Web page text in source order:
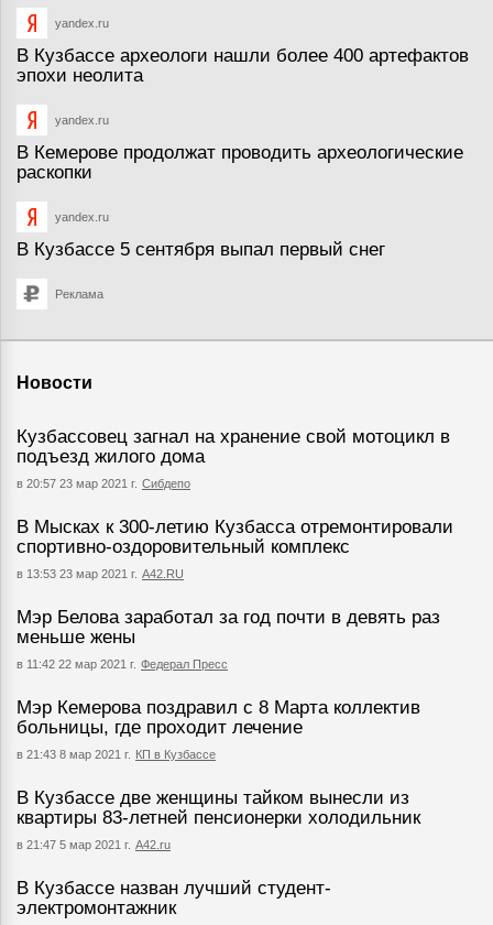
yandex.ru
В Кузбассе археологи нашли более 400 артефактов
эпохи неолита
yandex.ru
В Кемерове продолжат проводить археологические
раскопки
yandex.ru
В Кузбассе 5 сентября выпал первый снег
Реклама
Новости
Кузбассовец загнал на хранение свой мотоцикл в
подъезд жилого дома
в 20:57 23 мар 2021 г. Сибдепо
В Мысках к 300-летию Кузбасса отремонтировали
спортивно-оздоровительный комплекс
в 13:53 23 мар 2021 г. А42.RU
Мэр Белова заработал за год почти в девять раз
меньше жены
в 11:42 22 мар 2021 г. Федерал Пресс
Мэр Кемерова поздравил с 8 Марта коллектив
больницы, где проходит лечение
в 21:43 8 мар 2021 г. КП в Кузбассе
В Кузбассе две женщины тайком вынесли из
квартиры 83-летней пенсионерки холодильник
в 21:47 5 мар 2021 г. А42.ru
В Кузбассе назван лучший студент-
электромонтажник